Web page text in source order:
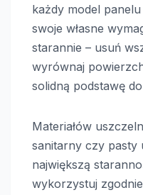
każdy model
swoje własne
starannie – usuń
wyrównaj
solidną podstawę
Materiałów
sanitarny czy pasty
największą
wykorzystuj